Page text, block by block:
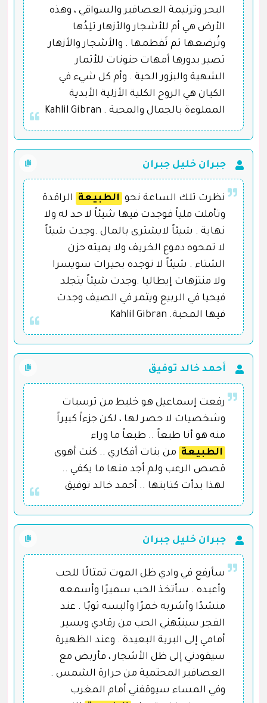
البحر وترنيمة العصافير والسواقي ، وهذه
الأرض هي أم للأشجار والأزهار تلِدُها
وتُرضعها ثم تَفطمها . والأشجار والأزهار
تصير بدورها أمهات حنونات للأثمار
الشهية والبزور الحية . وأم كل شيء في
الكيان هي الروح الكلية الأزلية الأبدية
المملوءة بالجمال والمحبة . Kahlil Gibran
جبران خليل جبران
نظرت تلك الساعة نحو الطبيعة
الراقدة
وتأملت ملياً فوجدت فيها شيئاً لا حد له ولا
نهاية . شيئاً لايشترى بالمال .وجدت شيئاً
لا تمحوه دموع الخريف ولا يميته حزن
الشتاء . شيئاً لا توجده بحيرات سويسرا
ولا منتزهات إيطاليا .وجدت شيئاً يتجلد
فيحيا في الربيع ويثمر في الصيف وجدت
فيها المحبة. Kahlil Gibran
أحمد خالد توفيق
رفعت إسماعيل هو خليط من ترسبات
وشخصيات لا حصر لها ، لكن جزءاً كبيراً
منه هو أنا طبعاً .. طبعاً ما وراء
الطبيعة من بنات أفكاري .. كنت أهوى
قصص الرعب ولم أجد منها ما يكفي ..
لهذا بدأت كتابتها .. أحمد خالد توفيق
جبران خليل جبران
سأرفع في وادي ظل الموت تمثالًا للحب
وأعبده . سأتخذ الحب سميرًا وأسمعه
منشدًا وأشربه خمرًا وألبسه ثوبًا . عند
الفجر سينبّهني الحب من رقادي ويسير
أمامي إلى البرية البعيدة . وعند الظهيرة
سيقودني إلى ظل الأشجار ، فأربض مع
العصافير المحتمية من حرارة الشمس .
وفي المساء سيوقفني أمام المغرب